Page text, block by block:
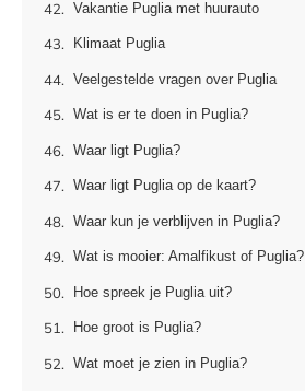
Vakantie Puglia met huurauto
Klimaat Puglia
Veelgestelde vragen over Puglia
Wat is er te doen in Puglia?
Waar ligt Puglia?
Waar ligt Puglia op de kaart?
Waar kun je verblijven in Puglia?
Wat is mooier: Amalfikust of Puglia?
Hoe spreek je Puglia uit?
Hoe groot is Puglia?
Wat moet je zien in Puglia?